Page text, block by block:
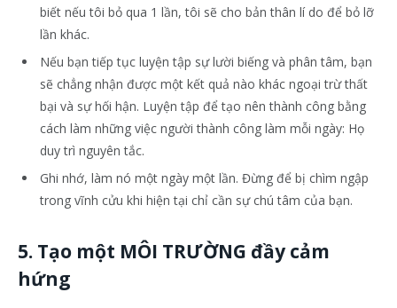
biết nếu tôi bỏ qua 1 lần, tôi sẽ cho bản thân lí do để bỏ lỡ
lần khác.
Nếu bạn tiếp tục luyện tập sự lười biếng và phân tâm, bạn
sẽ chẳng nhận được một kết quả nào khác ngoại trừ thất
bại và sự hối hận. Luyện tập để tạo nên thành công bằng
cách làm những việc người thành công làm mỗi ngày: Họ
duy trì nguyên tắc.
Ghi nhớ, làm nó một ngày một lần. Đừng để bị chìm ngập
trong vĩnh cửu khi hiện tại chỉ cần sự chú tâm của bạn.
5. Tạo một MÔI TRƯỜNG đầy cảm
hứng